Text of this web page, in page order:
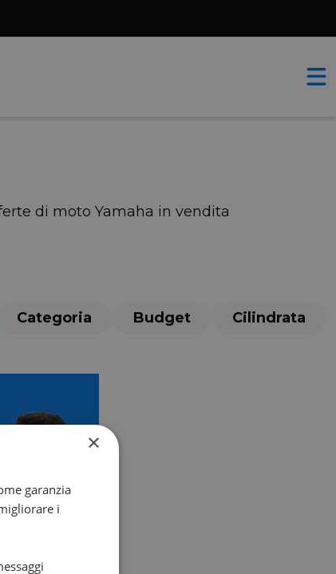
di moto Yamaha in vendita
Categoria Budget Cilindrata
×
garanzia
i